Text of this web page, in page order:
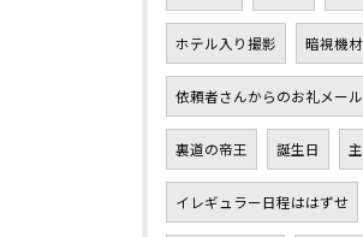
ホテル入り撮影 暗視機材
依頼者さんからのお礼メール
裏道の帝王 誕生日
イレギュラー日程ははずせ